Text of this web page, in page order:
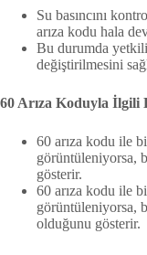
Su basıncını
arıza kodu hala
Bu durumda
değiştirilmesini
60 Arıza Koduyla İlgili
60 arıza kodu ile
görüntüleniyorsa,
gösterir.
60 arıza kodu ile
görüntüleniyorsa,
olduğunu gösterir.